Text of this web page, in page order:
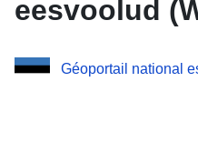
eesvoolud
Géoportail national